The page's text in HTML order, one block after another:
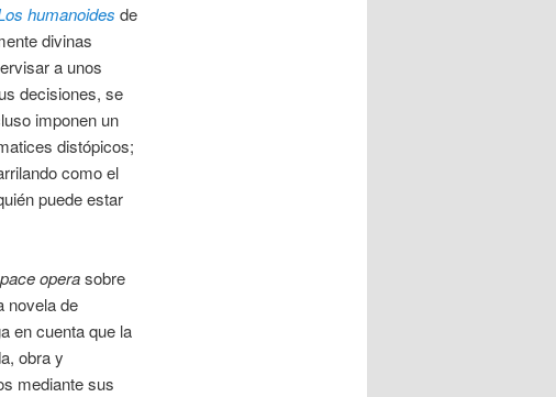
humanoides de
divinas
a unos
decisiones, se
imponen un
distópicos;
como el
puede estar
operasobre
novela de
en cuenta que la
obra y
mediante sus